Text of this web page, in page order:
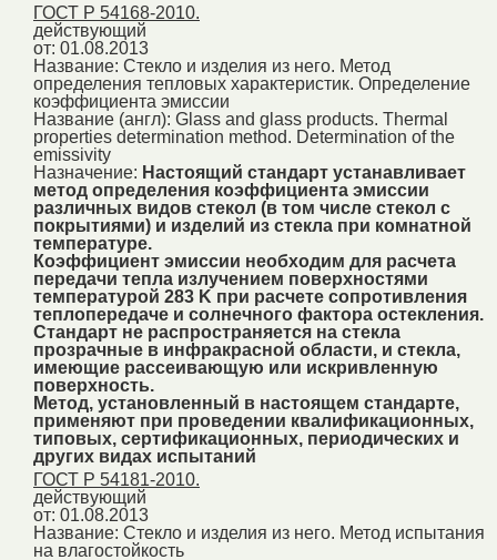
ГОСТ Р 54168-2010.
действующий
от: 01.08.2013
Название: Стекло и изделия из него. Метод
определения тепловых характеристик. Определение
коэффициента эмиссии
Название (англ): Glass and glass products. Thermal
properties determination method. Determination of the
emissivity
Назначение: Настоящий стандарт устанавливает
метод определения коэффициента эмиссии
различных видов стекол (в том числе стекол с
покрытиями) и изделий из стекла при комнатной
температуре.
Коэффициент эмиссии необходим для расчета
передачи тепла излучением поверхностями
температурой 283 K при расчете сопротивления
теплопередаче и солнечного фактора остекления.
Стандарт не распространяется на стекла
прозрачные в инфракрасной области, и стекла,
имеющие рассеивающую или искривленную
поверхность.
Метод, установленный в настоящем стандарте,
применяют при проведении квалификационных,
типовых, сертификационных, периодических и
других видах испытаний
ГОСТ Р 54181-2010.
действующий
от: 01.08.2013
Название: Стекло и изделия из него. Метод испытания
на влагостойкость